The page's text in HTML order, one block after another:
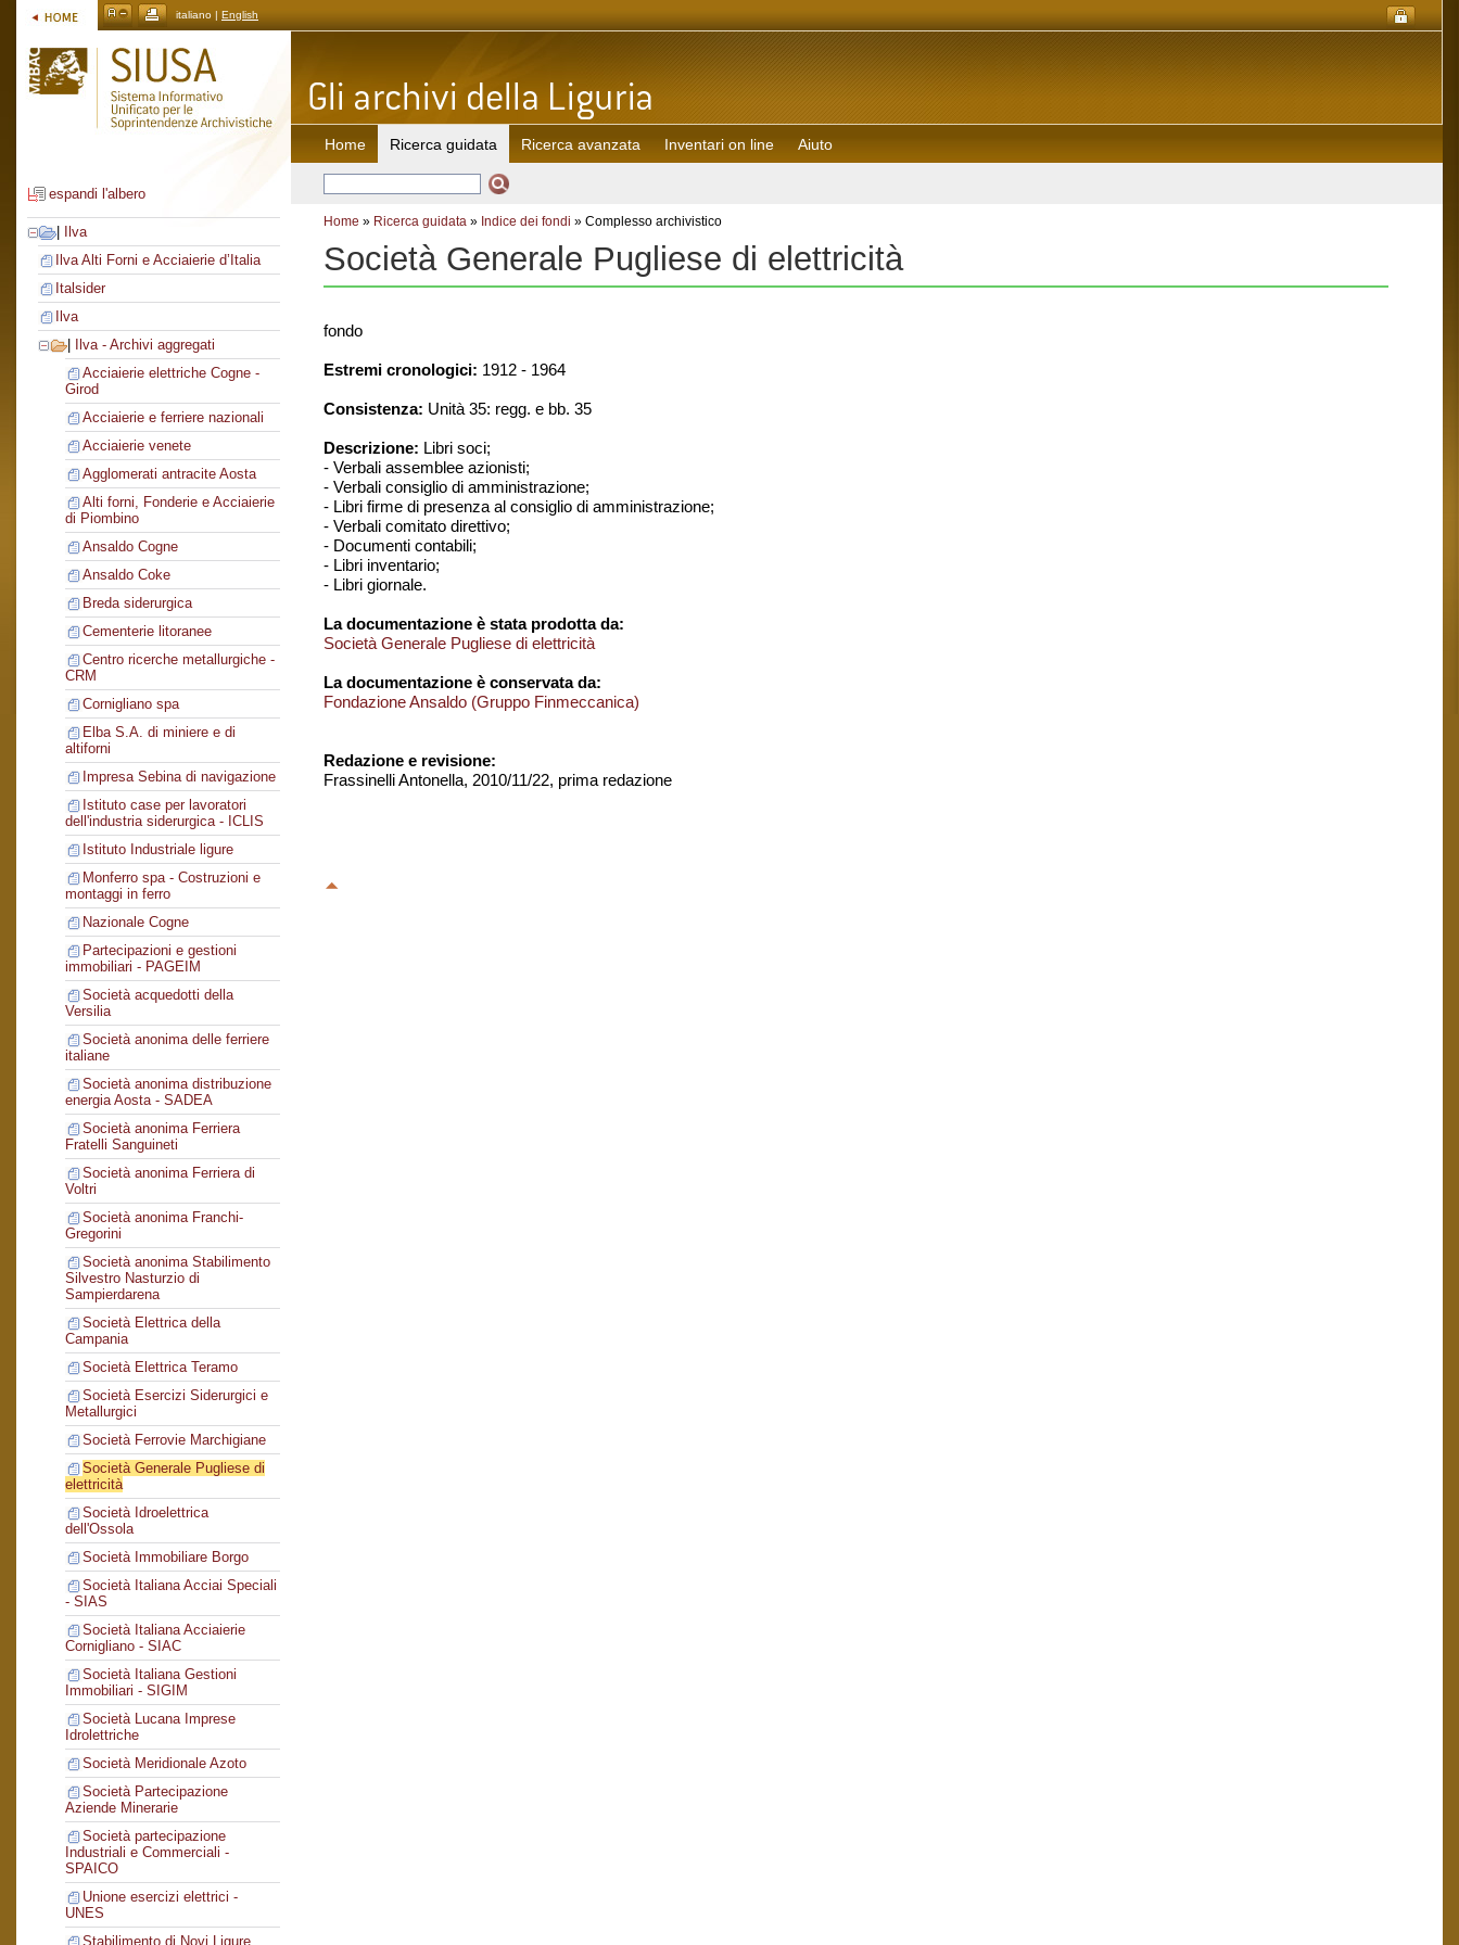
italiano | English
espandi l'albero
Ilva
Ilva Alti Forni e Acciaierie d’Italia
Italsider
Ilva
Ilva - Archivi aggregati
Acciaierie elettriche Cogne -
Girod
Acciaierie e ferriere nazionali
Acciaierie venete
Agglomerati antracite Aosta
Alti forni, Fonderie e Acciaierie
di Piombino
Ansaldo Cogne
Ansaldo Coke
Breda siderurgica
Cementerie litoranee
Centro ricerche metallurgiche -
CRM
Cornigliano spa
Elba S.A. di miniere e di
altiforni
Impresa Sebina di navigazione
Istituto case per lavoratori
dell'industria siderurgica - ICLIS
Istituto Industriale ligure
Monferro spa - Costruzioni e
montaggi in ferro
Nazionale Cogne
Partecipazioni e gestioni
immobiliari - PAGEIM
Società acquedotti della
Versilia
Società anonima delle ferriere
italiane
Società anonima distribuzione
energia Aosta - SADEA
Società anonima Ferriera
Fratelli Sanguineti
Società anonima Ferriera di
Voltri
Società anonima Franchi-
Gregorini
Società anonima Stabilimento
Silvestro Nasturzio di
Sampierdarena
Società Elettrica della
Campania
Società Elettrica Teramo
Società Esercizi Siderurgici e
Metallurgici
Società Ferrovie Marchigiane
Società Generale Pugliese di
elettricità
Società Idroelettrica
dell'Ossola
Società Immobiliare Borgo
Società Italiana Acciai Speciali
- SIAS
Società Italiana Acciaierie
Cornigliano - SIAC
Società Italiana Gestioni
Immobiliari - SIGIM
Società Lucana Imprese
Idrolettriche
Società Meridionale Azoto
Società Partecipazione
Aziende Minerarie
Società partecipazione
Industriali e Commerciali -
SPAICO
Unione esercizi elettrici -
UNES
Stabilimento di Novi Ligure
Home Ricerca guidata Ricerca avanzata Inventari on line Aiuto
Home » Ricerca guidata » Indice dei fondi » Complesso archivistico
Società Generale Pugliese di elettricità
fondo
Estremi cronologici: 1912 - 1964
Consistenza: Unità 35: regg. e bb. 35
Descrizione: Libri soci;
- Verbali assemblee azionisti;
- Verbali consiglio di amministrazione;
- Libri firme di presenza al consiglio di amministrazione;
- Verbali comitato direttivo;
- Documenti contabili;
- Libri inventario;
- Libri giornale.
La documentazione è stata prodotta da:
Società Generale Pugliese di elettricità
La documentazione è conservata da:
Fondazione Ansaldo (Gruppo Finmeccanica)
Redazione e revisione:
Frassinelli Antonella, 2010/11/22, prima redazione